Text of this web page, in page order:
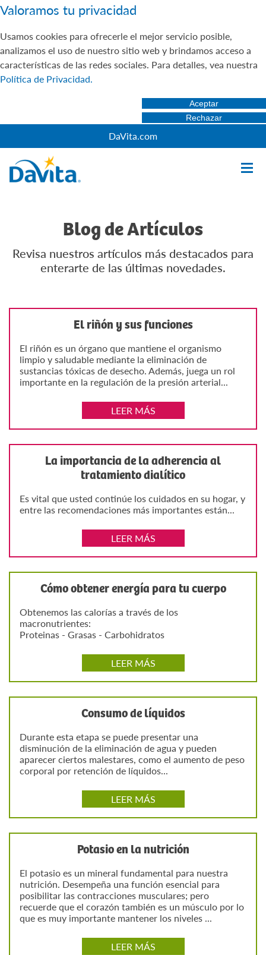
Valoramos tu privacidad
Usamos cookies para ofrecerle el mejor servicio posible,
analizamos el uso de nuestro sitio web y brindamos acceso a
características de las redes sociales. Para detalles, vea nuestra
Política de Privacidad.
Aceptar
Rechazar
DaVita.com
Blog de Artículos
Revisa nuestros artículos más destacados para
enterarte de las últimas novedades.
El riñón y sus funciones
El riñón es un órgano que mantiene el organismo
limpio y saludable mediante la eliminación de
sustancias tóxicas de desecho. Además, juega un rol
importante en la regulación de la presión arterial...
LEER MÁS
La importancia de la adherencia al
tratamiento dialítico
Es vital que usted continúe los cuidados en su hogar, y
entre las recomendaciones más importantes están...
LEER MÁS
Cómo obtener energía para tu cuerpo
Obtenemos las calorías a través de los
macronutrientes:
Proteinas - Grasas - Carbohidratos
LEER MÁS
Consumo de líquidos
Durante esta etapa se puede presentar una
disminución de la eliminación de agua y pueden
aparecer ciertos malestares, como el aumento de peso
corporal por retención de líquidos...
LEER MÁS
Potasio en la nutrición
El potasio es un mineral fundamental para nuestra
nutrición. Desempeña una función esencial para
posibilitar las contracciones musculares; pero
recuerde que el corazón también es un músculo por lo
que es muy importante mantener los niveles ...
LEER MÁS